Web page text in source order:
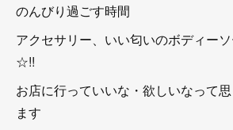
のんびり過ごす時間
アクセサリー、いい匂いのボディー
☆!!
お店に行っていいな・欲しいなって
ます